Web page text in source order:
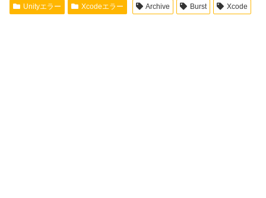
Unityエラー Xcodeエラー Archive Burst Xcode